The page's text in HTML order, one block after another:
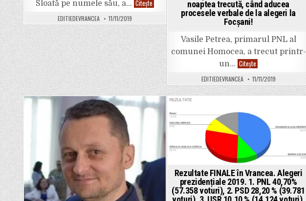
Sloată pe numele său, a… CiteșteUn
bărbat
din
a
murit
în
condiții
suspecte,
după
o
zi
de
muncă
în
Franța.
Familia
are
ajutor
pentru
aduce
trupul
EDITIEDEVRANCEA 11/11/2019
noaptea trecută, când aducea
procesele verbale de la alegeri la
Focșani!
Vasile Petrea, primarul PNL al
comunei Homocea, a trecut printr-
un… Citește
Primarul
de
la
Homocea,
Vasile
un
pas
tragedie.
A
fost
într-
un
accident
rutier
noaptea
EDITIEDEVRANCEA 11/11/2019
Posted
Posted
in
Rezultate FINALE în Vrancea. Alegeri
prezidențiale 2019. 1. PNL 40,70%
(57.358 voturi), 2. PSD 28,20 % (39.781